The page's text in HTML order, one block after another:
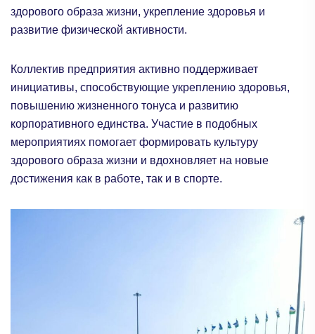
здорового образа жизни, укрепление здоровья и
развитие физической активности.
Коллектив предприятия активно поддерживает
инициативы, способствующие укреплению здоровья,
повышению жизненного тонуса и развитию
корпоративного единства. Участие в подобных
мероприятиях помогает формировать культуру
здорового образа жизни и вдохновляет на новые
достижения как в работе, так и в спорте.